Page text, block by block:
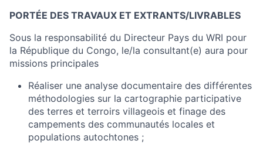
PORTÉE DES TRAVAUX ET EXTRANTS/LIVRABLES
Sous la responsabilité du Directeur Pays du WRI pour
la République du Congo, le/la consultant(e) aura pour
missions principales
Réaliser une analyse documentaire des différentes
méthodologies sur la cartographie participative
des terres et terroirs villageois et finage des
campements des communautés locales et
populations autochtones ;